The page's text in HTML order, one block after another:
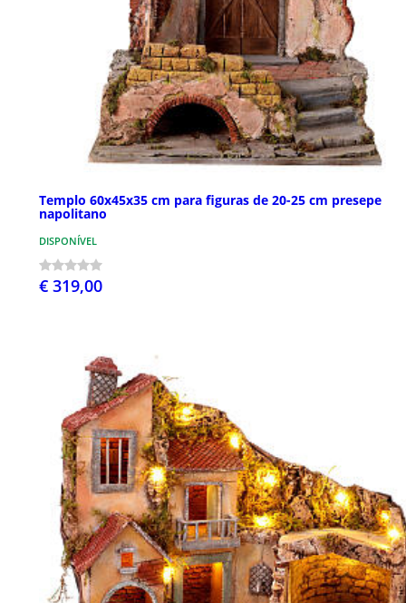
Templo 60x45x35 cm para figuras de 20-25 cm presepe
napolitano
DISPONÍVEL
€ 319,00